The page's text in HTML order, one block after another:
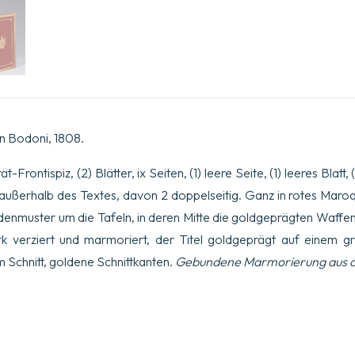
Bodoni, 1808.
Frontispiz, (2) Blätter, ix Seiten, (1) leere Seite, (1) leeres Blatt,
des Textes, davon 2 doppelseitig. Ganz in rotes
um die Tafeln, in deren Mitte die goldgeprägten
verziert und marmoriert, der Titel goldgeprägt auf einem
goldene Schnittkanten. Gebundene Marmorierung aus